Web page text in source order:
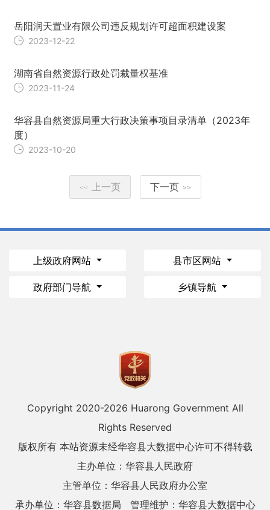
岳阳润天置业有限公司违反规划许可超面积建设案
2023-12-22
湖南省自然资源行政处罚裁量权基准
2023-11-24
华容县自然资源局重大行政决策事项目录清单（2023年
度）
2023-10-20
<< 上一页 下一页 >>
上级政府网站 县市区网站
政府部门导航 乡镇导航
Copyright 2020-2026 Huarong Government All
Rights Reserved
版权所有 本站资源未经华容县大数据中心许可不得转载
主办单位：华容县人民政府
主管单位：华容县人民政府办公室
承办单位：华容县数据局
管理维护：华容县大数据中心